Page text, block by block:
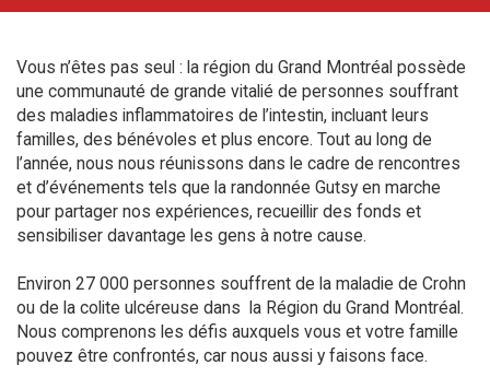
Vous n’êtes pas seul : la région du Grand Montréal possède
une communauté de grande vitalié de personnes souffrant
des maladies inflammatoires de l’intestin, incluant leurs
familles, des bénévoles et plus encore. Tout au long de
l’année, nous nous réunissons dans le cadre de rencontres
et d’événements tels que la randonnée Gutsy en marche
pour partager nos expériences, recueillir des fonds et
sensibiliser davantage les gens à notre cause.
Environ 27 000 personnes souffrent de la maladie de Crohn
ou de la colite ulcéreuse dans la Région du Grand Montréal.
Nous comprenons les défis auxquels vous et votre famille
pouvez être confrontés, car nous aussi y faisons face.